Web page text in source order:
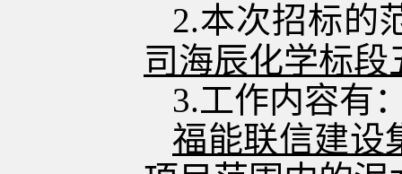
2.本次招标的
司海辰化学标段
3.工作内容有
福能联信建设